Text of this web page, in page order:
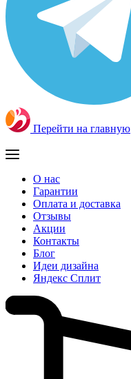
Перейти на главную
О нас
Гарантии
Оплата и доставка
Отзывы
Акции
Контакты
Блог
Идеи дизайна
Яндекс Сплит